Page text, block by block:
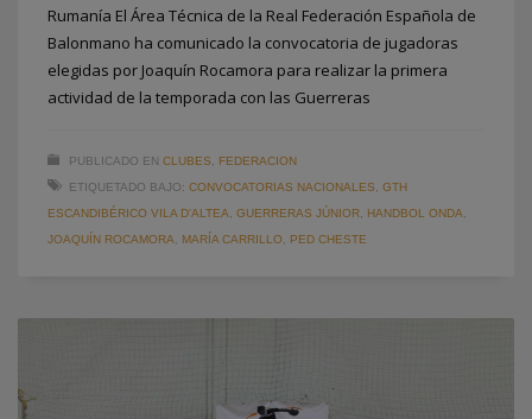
Rumanía El Área Técnica de la Real Federación Española de
Balonmano ha comunicado la convocatoria de jugadoras
elegidas por Joaquín Rocamora para realizar la primera
actividad de la temporada con las Guerreras
PUBLICADO EN CLUBES
FEDERACION
ETIQUETADO BAJO: CONVOCATORIAS NACIONALES
GTH
ESCANDIBÉRICO VILA D'ALTEA
GUERRERAS JÚNIOR HANDBOL ONDA
JOAQUÍN ROCAMORA
MARÍA CARRILLO PED CHESTE